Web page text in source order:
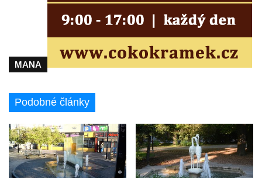
Porcelánová kašna na křižovatce u
Porcelánová fontána v areálu Českého
porcelánu v Dubí
Neposkvrněného početí Panny Marie v
Dubí
Kašna na nádvoří Tereziných lázní v Dubí
Kašna u Nerudovy studánky v Běhánkách
Vodní kaskáda pod schodištěm u jižní
MANA
Podobné články